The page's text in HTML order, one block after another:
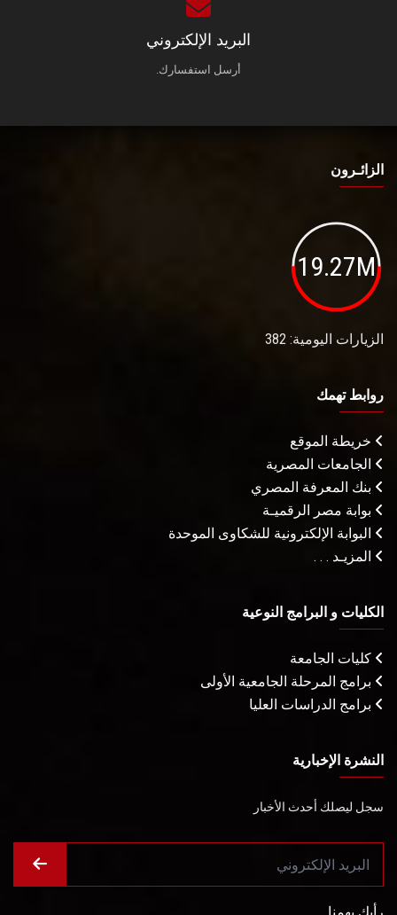
البريد الإلكتروني
أرسل استفسارك.
الزائـرون
19.27M
الزيارات اليومية: 382
روابط تهمك
خريطة الموقع
الجامعات المصرية
بنك المعرفة المصري
بوابة مصر الرقميـة
البوابة الإلكترونية للشكاوى الموحدة
المزيـد . . .
الكليات و البرامج النوعية
كليات الجامعة
برامج المرحلة الجامعية الأولى
برامج الدراسات العليا
النشرة الإخبارية
سجل ليصلك أحدث الأخبار